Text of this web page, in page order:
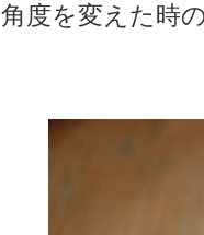
角度を変えた時